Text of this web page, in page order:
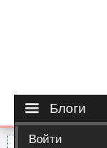
Блоги
Войти